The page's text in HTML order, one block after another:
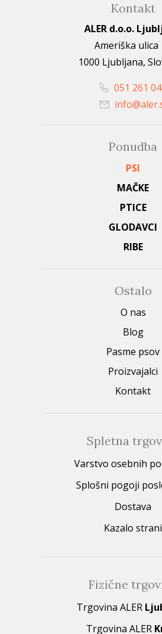
Kontakt
ALER d.o.o.
Ameriška ulica
1000 Ljubljana,
051 261
Ponudba
PSI
MAČKE
PTICE
GLODAVCI
RIBE
Ostalo
O nas
Blog
Pasme psov
Proizvajalci
Kontakt
Spletna
Varstvo osebnih
Splošni pogoji
Dostava
Kazalo strani
Fizične
Trgovina ALER
Trgovina ALER